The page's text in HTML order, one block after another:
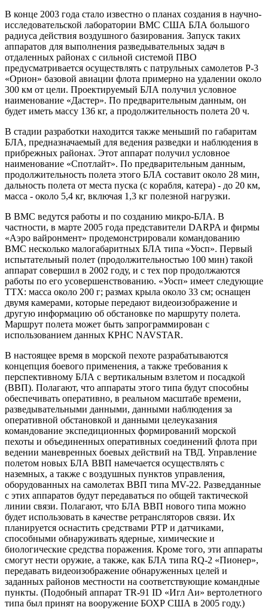
В конце 2003 года стало известно о планах создания в научно-
исследовательской лаборатории ВМС США БЛА большого
радиуса действия воздушного базирования. Запуск таких
аппаратов для выполнения разведывательных задач в
отдаленных районах с сильной системой ПВО
предусматривается осуществлять с патрульных самолетов Р-3
«Орион» базовой авиации флота примерно на удалении около
300 км от цели. Проектируемый БЛА получил условное
наименование «Дастер». По предварительным данным, он
будет иметь массу 136 кг, а продолжительность полета 20 ч.
В стадии разработки находится также меньший по габаритам
БЛА, предназначаемый для ведения разведки и наблюдения в
прибрежных районах. Этот аппарат получил условное
наименование «Спотлайт». По предварительным данным,
продолжительность полета этого БЛА составит около 28 мин,
дальность полета от места пуска (с корабля, катера) - до 20 км,
масса - около 5,4 кг, включая 1,3 кг полезной нагрузки.
В ВМС ведутся работы и по созданию микро-БЛА. В
частности, в марте 2005 года представители DARPA и фирмы
«Аэро вайронмент» продемонстрировали командованию
ВМС несколько малогабаритных БЛА типа «Уосп». Первый
испытательный полет (продолжительностью 100 мин) такой
аппарат совершил в 2002 году, и с тех пор продолжаются
работы по его усовершенствованию. «Уосп» имеет следующие
ТТХ: масса около 200 г; размах крыла около 33 см; оснащен
двумя камерами, которые передают видеоизображение и
другую информацию об обстановке по маршруту полета.
Маршрут полета может быть запрограммирован с
использованием данных КРНС NAVSTAR.
В настоящее время в морской пехоте разрабатываются
концепция боевого применения, а также требования к
перспективному БЛА с вертикальным взлетом и посадкой
(ВВП). Полагают, что аппараты этого типа будут способны
обеспечивать оперативно, в реальном масштабе времени,
разведывательными данными, данными наблюдения за
оперативной обстановкой и данными целеуказания
командование экспедиционных формирований морской
пехоты и объединенных оперативных соединений флота при
ведении маневренных боевых действий на ТВД. Управление
полетом новых БЛА ВВП намечается осуществлять с
наземных, а также с воздушных пунктов управления,
оборудованных на самолетах ВВП типа MV-22. Разведданные
с этих аппаратов будут передаваться по общей тактической
линии связи. Полагают, что БЛА ВВП нового типа можно
будет использовать в качестве ретрансляторов связи. Их
планируется оснастить средствами РТР и датчиками,
способными обнаруживать ядерные, химические и
биологические средства поражения. Кроме того, эти аппараты
смогут нести оружие, а также, как БЛА типа RQ-2 «Пионер»,
передавать видеоизображение обнаруженных целей и
заданных районов местности на соответствующие командные
пункты. (Подобный аппарат TR-91 ID «Игл Аи» вертолетного
типа был принят на вооружение БОХР США в 2005 году.)